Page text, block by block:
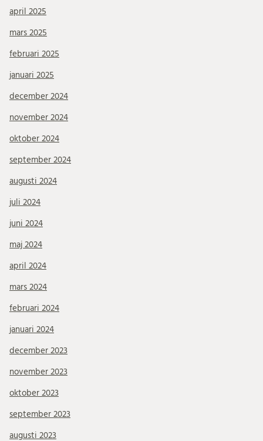
april 2025
mars 2025
februari 2025
januari 2025
december 2024
november 2024
oktober 2024
september 2024
augusti 2024
juli 2024
juni 2024
maj 2024
april 2024
mars 2024
februari 2024
januari 2024
december 2023
november 2023
oktober 2023
september 2023
augusti 2023